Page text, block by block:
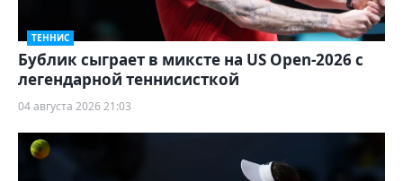
ТЕННИС
Бублик сыграет в миксте на US Open-2026 с
легендарной теннисисткой
04 августа 2026 21:03